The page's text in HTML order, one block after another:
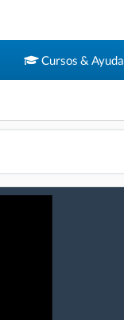
Cursos & Ayuda